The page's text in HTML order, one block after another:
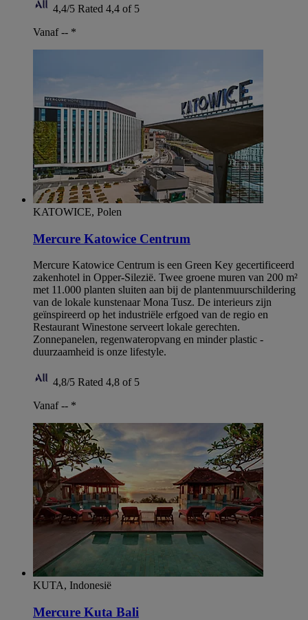
4,4/5 Rated 4,4 of 5
Vanaf -- *
KATOWICE, Polen
Mercure Katowice Centrum
Mercure Katowice Centrum is een Green Key gecertificeerd
zakenhotel in Opper-Silezië. Twee groene muren van 200 m²
met 11.000 planten sluiten aan bij de plantenmuurschildering
van de lokale kunstenaar Mona Tusz. De interieurs zijn
geïnspireerd op het industriële erfgoed van de regio en
Restaurant Winestone serveert lokale gerechten.
Zonnepanelen, regenwateropvang en minder plastic -
duurzaamheid is onze lifestyle.
4,8/5 Rated 4,8 of 5
Vanaf -- *
KUTA, Indonesië
Mercure Kuta Bali